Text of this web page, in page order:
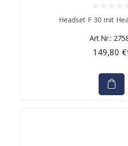
Durchschnittliche Bewertung
Headset F 30 mit
Art.Nr.:
149,80